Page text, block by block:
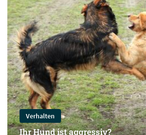
Verhalten
Ihr Hund ist aggressiv?